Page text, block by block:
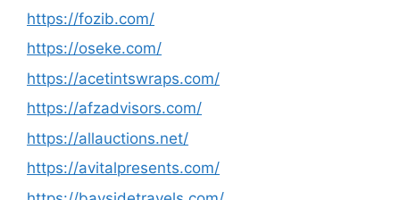
https://fozib.com/
https://oseke.com/
https://acetintswraps.com/
https://afzadvisors.com/
https://allauctions.net/
https://avitalpresents.com/